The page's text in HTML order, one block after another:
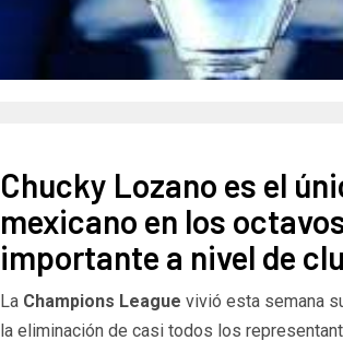
Chucky Lozano es el
mexicano en los
importante a nivel de
La Champions League vivió esta semana
la eliminación de casi todos los